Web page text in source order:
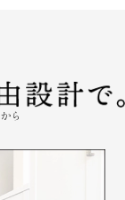
ら